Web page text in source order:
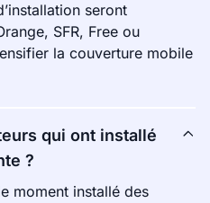
seront
SFR, Free ou
la couverture mobile
qui ont installé
?
moment installé des